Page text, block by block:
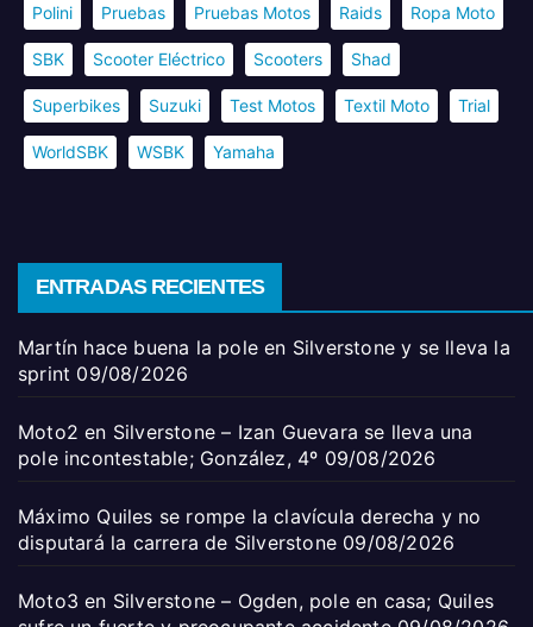
Polini Pruebas Pruebas Motos Raids Ropa Moto
SBK Scooter Eléctrico Scooters Shad
Superbikes Suzuki Test Motos Textil Moto Trial
WorldSBK WSBK Yamaha
ENTRADAS RECIENTES
Martín hace buena la pole en Silverstone y se lleva la
sprint 09/08/2026
Moto2 en Silverstone – Izan Guevara se lleva una
pole incontestable; González, 4º 09/08/2026
Máximo Quiles se rompe la clavícula derecha y no
disputará la carrera de Silverstone 09/08/2026
Moto3 en Silverstone – Ogden, pole en casa; Quiles